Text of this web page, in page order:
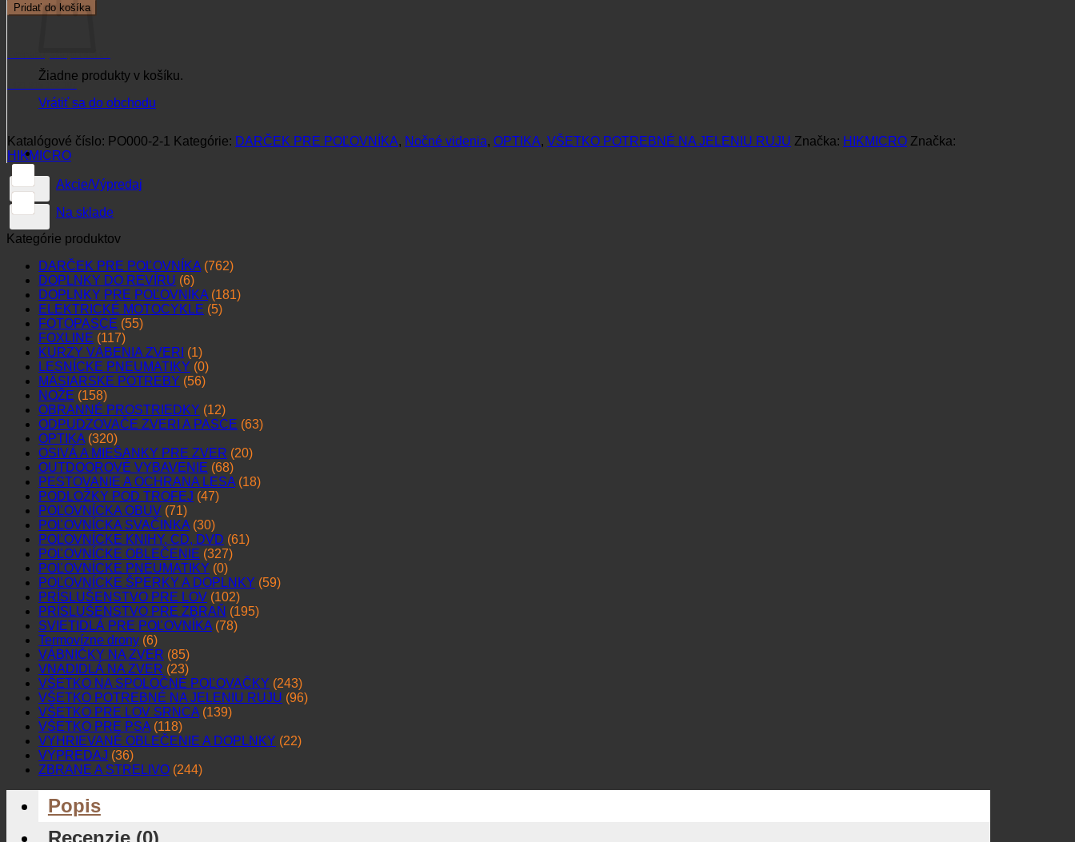
Žiadne produkty v košíku.
Vrátiť sa do obchodu
videnie
950nm
Pridať do košíka
Katalógové číslo: PO000-2-1 Kategórie: DARČEK PRE POĽOVNÍKA, Nočné videnia, OPTIKA, VŠETKO POTREBNÉ NA JELENIU RUJU Značka: HIKMICRO Značka:
HIKMICRO
Akcie/Výpredaj
Na sklade
Kategórie produktov
DARČEK PRE POĽOVNÍKA (762)
DOPLNKY DO REVÍRU (6)
DOPLNKY PRE POĽOVNÍKA (181)
ELEKTRICKÉ MOTOCYKLE (5)
FOTOPASCE (55)
FOXLINE (117)
KURZY VÁBENIA ZVERI (1)
LESNÍCKE PNEUMATIKY (0)
MÄSIARSKE POTREBY (56)
NOŽE (158)
OBRANNÉ PROSTRIEDKY (12)
ODPUDZOVAČE ZVERI A PASCE (63)
OPTIKA (320)
OSIVÁ A MIEŠANKY PRE ZVER (20)
OUTDOOROVÉ VYBAVENIE (68)
PESTOVANIE A OCHRANA LESA (18)
PODLOŽKY POD TROFEJ (47)
POĽOVNÍCKA OBUV (71)
POĽOVNÍCKA SVAČINKA (30)
POĽOVNÍCKE KNIHY, CD, DVD (61)
POĽOVNÍCKE OBLEČENIE (327)
POĽOVNÍCKE PNEUMATIKY (0)
POĽOVNÍCKE ŠPERKY A DOPLNKY (59)
PRÍSLUŠENSTVO PRE LOV (102)
PRÍSLUŠENSTVO PRE ZBRAŇ (195)
SVIETIDLÁ PRE POĽOVNÍKA (78)
Termovízne drony (6)
VÁBNIČKY NA ZVER (85)
VNADIDLÁ NA ZVER (23)
VŠETKO NA SPOLOČNÉ POĽOVAČKY (243)
VŠETKO POTREBNÉ NA JELENIU RUJU (96)
VŠETKO PRE LOV SRNCA (139)
VŠETKO PRE PSA (118)
VYHRIEVANÉ OBLEČENIE A DOPLNKY (22)
VÝPREDAJ (36)
ZBRANE A STRELIVO (244)
Popis
Recenzie (0)